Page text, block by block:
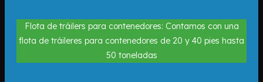
Flota de tráilers para contenedores: Contamos con una
flota de tráileres para contenedores de 20 y 40 pies hasta
50 toneladas